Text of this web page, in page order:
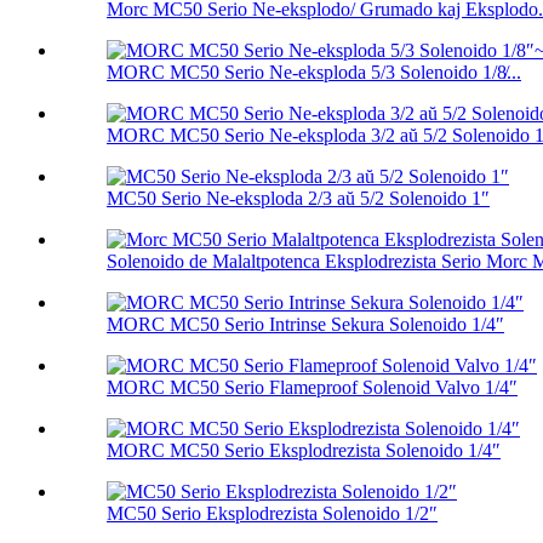
Morc MC50 Serio Ne-eksplodo/ Grumado kaj
MORC MC50 Serio Ne-eksploda 5/3 Solenoido 1/8̸...
MORC MC50 Serio Ne-eksploda 3/2 aŭ 5/2 Solenoido
MC50 Serio Ne-eksploda 2/3 aŭ 5/2 Solenoido 1″
Solenoido de Malaltpotenca Eksplodrezista Serio Morc
MORC MC50 Serio Intrinse Sekura Solenoido 1/4″
MORC MC50 Serio Flameproof Solenoid Valvo 1/4″
MORC MC50 Serio Eksplodrezista Solenoido 1/4″
MC50 Serio Eksplodrezista Solenoido 1/2″